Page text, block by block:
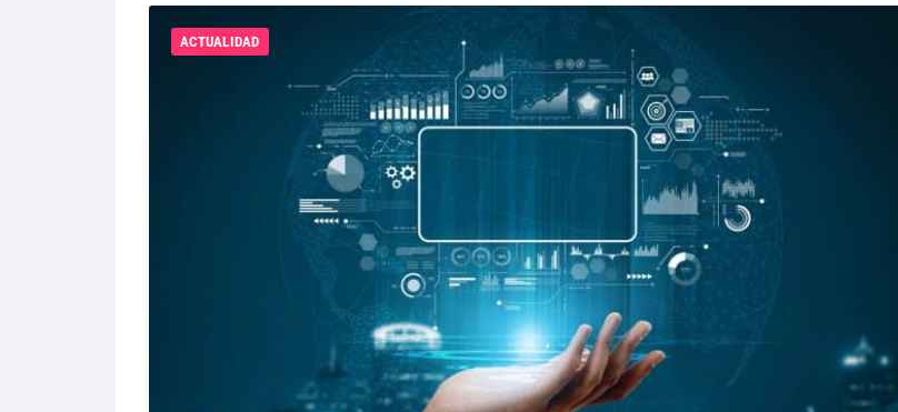
ACTUALIDAD